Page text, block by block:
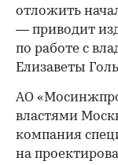
отложить
— приводит
по работе с
Елизаветы
АО
властями
компания
на